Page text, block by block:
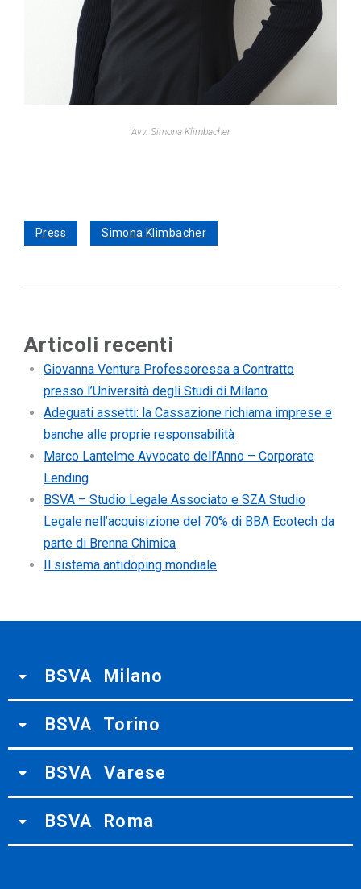
Avv. Simona Klimbacher
Press Simona Klimbacher
Articoli recenti
Giovanna Ventura Professoressa a Contratto
presso l’Università degli Studi di Milano
Adeguati assetti: la Cassazione richiama imprese e
banche alle proprie responsabilità
Marco Lantelme Avvocato dell’Anno – Corporate
Lending
BSVA – Studio Legale Associato e SZA Studio
Legale nell’acquisizione del 70% di BBA Ecotech da
parte di Brenna Chimica
Il sistema antidoping mondiale
BSVA Milano
BSVA Torino
BSVA Varese
BSVA Roma